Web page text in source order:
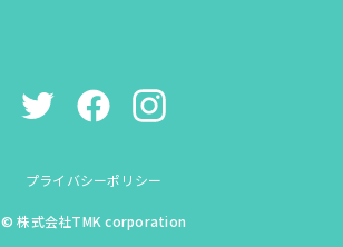
プライバシーポリシー
© 株式会社TMK corporation